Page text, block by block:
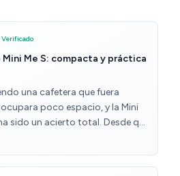
Verificado
Mini Me S: compacta y práctica
una cafetera que fuera
poco espacio, y la Mini
sido un acierto total. Desde que
mañana es un momento de
tras semanas de uso
• Diseño compacto y